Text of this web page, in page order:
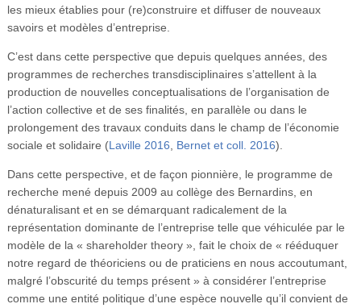
les mieux établies pour (re)construire et diffuser de nouveaux
savoirs et modèles d’entreprise.
C’est dans cette perspective que depuis quelques années, des
programmes de recherches transdisciplinaires s’attellent à la
production de nouvelles conceptualisations de l’organisation de
l’action collective et de ses finalités, en parallèle ou dans le
prolongement des travaux conduits dans le champ de l’économie
sociale et solidaire (Laville 2016 Bernet et coll. 2016).
Dans cette perspective, et de façon pionnière, le programme de
recherche mené depuis 2009 au collège des Bernardins, en
dénaturalisant et en se démarquant radicalement de la
représentation dominante de l’entreprise telle que véhiculée par le
modèle de la « shareholder theory », fait le choix de « rééduquer
notre regard de théoriciens ou de praticiens en nous accoutumant,
malgré l’obscurité du temps présent » à considérer l’entreprise
comme une entité politique d’une espèce nouvelle qu’il convient de